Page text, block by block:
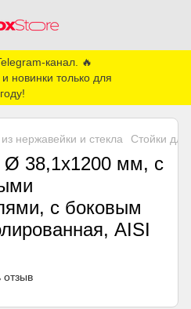
канал. 🔥
новинки только для
нержавейки и стекла Стойки
Ø 38,1х1200 мм, с
с боковым
AISI
отзыв